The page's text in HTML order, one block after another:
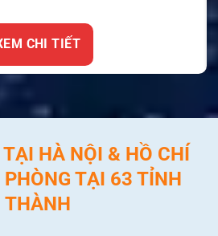
CHI TIẾT
HÀ NỘI & HỒ CHÍ
TẠI 63 TỈNH
THÀNH